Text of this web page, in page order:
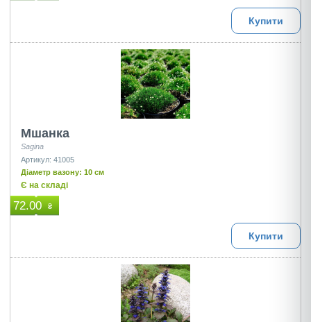
Купити
Мшанка
Sagina
Артикул: 41005
Діаметр вазону: 10 см
Є на складі
72.00 ₴
Купити